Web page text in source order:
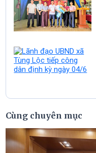
Cùng chuyên mục